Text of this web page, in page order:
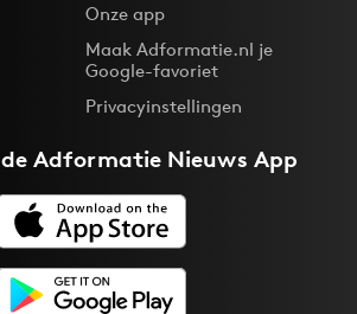
Onze app
Maak Adformatie.nl je
Google-favoriet
Privacyinstellingen
deAdformatie Nieuws App